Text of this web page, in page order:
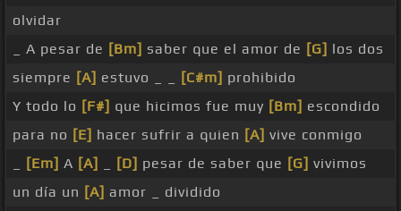
olvidar
_ A pesar de [Bm] saber que el amor de [G] los dos
siempre [A] estuvo _ _ [C#m] prohibido
Y todo lo [F#] que hicimos fue muy [Bm] escondido
para no [E] hacer sufrir a quien [A] vive conmigo
[Em] A [A] [D] pesar de saber que [G] vivimos
un día un [A] amor _ dividido